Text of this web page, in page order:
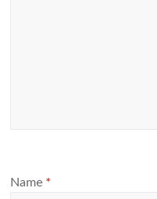
Name *